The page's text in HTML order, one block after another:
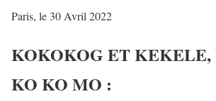
Paris, le 30 Avril 2022
KOKOKOG ET KEKELE,
KO KO MO :